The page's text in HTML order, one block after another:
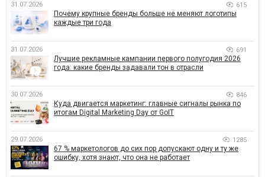
31.07.2026 615
Почему крупные бренды больше не меняют логотипы
каждые три года
31.07.2026 691
Лучшие рекламные кампании первого полугодия 2026
года: какие бренды задавали тон в отрасли
30.07.2026 846
Куда двигается маркетинг: главные сигналы рынка по
итогам Digital Marketing Day от GoIT
29.07.2026 1285
67 % маркетологов до сих пор допускают одну и ту же
ошибку, хотя знают, что она не работает